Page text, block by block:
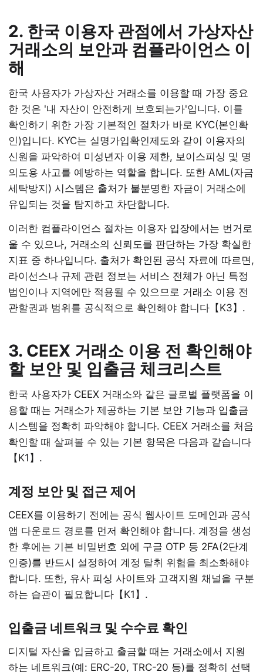
2. 한국 이용자 관점에서 가상자산
거래소의 보안과 컴플라이언스 이
해
한국 사용자가 가상자산 거래소를 이용할 때 가장 중요
한 것은 '내 자산이 안전하게 보호되는가'입니다. 이를
확인하기 위한 가장 기본적인 절차가 바로 KYC(본인확
인)입니다. KYC는 실명가입확인제도와 같이 이용자의
신원을 파악하여 미성년자 이용 제한, 보이스피싱 및 명
의도용 사고를 예방하는 역할을 합니다. 또한 AML(자금
세탁방지) 시스템은 출처가 불분명한 자금이 거래소에
유입되는 것을 탐지하고 차단합니다.
이러한 컴플라이언스 절차는 이용자 입장에서는 번거로
울 수 있으나, 거래소의 신뢰도를 판단하는 가장 확실한
지표 중 하나입니다. 출처가 확인된 공식 자료에 따르면,
라이선스나 규제 관련 정보는 서비스 전체가 아닌 특정
법인이나 지역에만 적용될 수 있으므로 거래소 이용 전
관할권과 범위를 공식적으로 확인해야 합니다【K3】.
3. CEEX 거래소 이용 전 확인해야
할 보안 및 입출금 체크리스트
한국 사용자가 CEEX 거래소와 같은 글로벌 플랫폼을 이
용할 때는 거래소가 제공하는 기본 보안 기능과 입출금
시스템을 정확히 파악해야 합니다. CEEX 거래소를 처음
확인할 때 살펴볼 수 있는 기본 항목은 다음과 같습니다
【K1】.
계정 보안 및 접근 제어
CEEX를 이용하기 전에는 공식 웹사이트 도메인과 공식
앱 다운로드 경로를 먼저 확인해야 합니다. 계정을 생성
한 후에는 기본 비밀번호 외에 구글 OTP 등 2FA(2단계
인증)를 반드시 설정하여 계정 탈취 위험을 최소화해야
합니다. 또한, 유사 피싱 사이트와 고객지원 채널을 구분
하는 습관이 필요합니다【K1】.
입출금 네트워크 및 수수료 확인
디지털 자산을 입금하고 출금할 때는 거래소에서 지원
하는 네트워크(예: ERC-20, TRC-20 등)를 정확히 선택